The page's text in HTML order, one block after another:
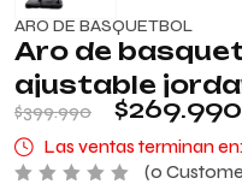
ARO DE BASQUETBOL
Aro de
ajustable
$399.990 $269.990
Las ventas terminan en:
(0